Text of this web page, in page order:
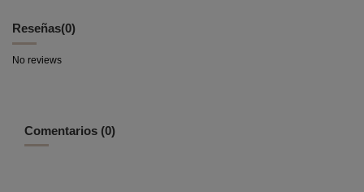
Reseñas(0)
No reviews
Comentarios (0)